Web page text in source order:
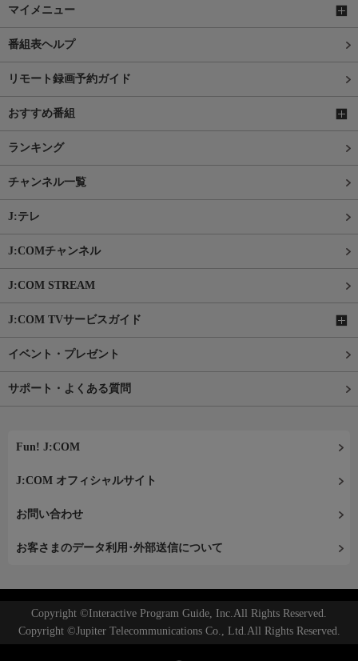
マイメニュー
番組表ヘルプ
リモート録画予約ガイド
おすすめ番組
ランキング
チャンネル一覧
J:テレ
J:COMチャンネル
J:COM STREAM
J:COM TVサービスガイド
イベント・プレゼント
サポート・よくある質問
Fun! J:COM
J:COM オフィシャルサイト
お問い合わせ
お客さまのデータ利用･外部送信について
Copyright ©Interactive Program Guide, Inc.All Rights Reserved.
Copyright ©Jupiter Telecommunications Co., Ltd.All Rights Reserved.